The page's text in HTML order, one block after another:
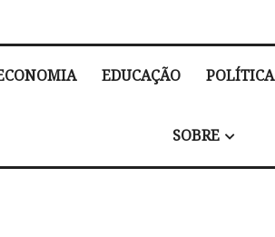
EDUCAÇÃO POLÍTICA
SOBRE